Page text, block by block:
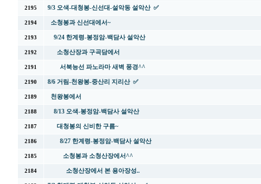
2195 9/3 오색-대청봉-신선대-설악동 설악산 ✅
2194 소청봉과 신선대에서~
2193 9/24 한계령-봉정암-백담사 설악산
2192 소청산장과 구곡담에서
2191 서북능선 파노라마 새벽 풍경^^
2190 8/6 거림-천왕봉-중산리 지리산 ✅
2189 천왕봉에서
2188 8/13 오색-봉정암-백담사 설악산
2187 대청봉의 신비한 구름~
2186 8/27 한계령-봉정암-백담사 설악산
2185 소청봉과 소청산장에서^^
2184 소청산장에서 본 용아장성..